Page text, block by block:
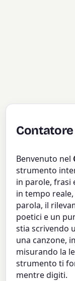
Contatore
Benvenuto nel
strumento
in parole, frasi
in tempo
parola, il
poetici e un
stia scrivendo
una canzone,
misurando la
strumento ti
mentre digiti.